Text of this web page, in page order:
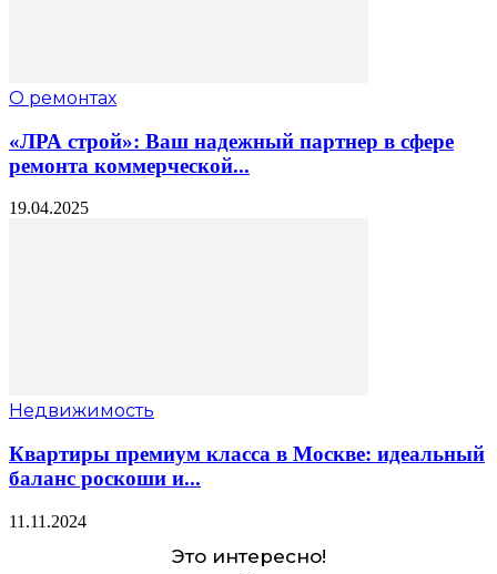
О ремонтах
«ЛРА строй»: Ваш надежный партнер в сфере
ремонта коммерческой...
19.04.2025
Недвижимость
Квартиры премиум класса в Москве: идеальный
баланс роскоши и...
11.11.2024
Это интересно!